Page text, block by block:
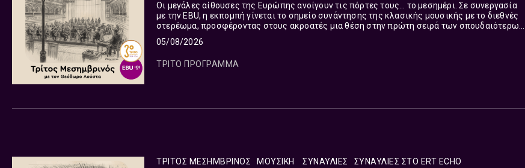
Οι μεγάλες αίθουσες της Ευρώπης ανοίγουν τις πόρτες τους… το μεσημέρι. Σε συνεργασία
με την EBU, η εκπομπή γίνεται το σημείο συνάντησης της κλασικής μουσικής με το διεθνές
στερέωμα, προσφέροντας στους ακροατές μια θέση στην πρώτη σειρά των σπουδαιότερων
μεταδίδεται Δευτέρα με Παρασκευή στη μία το μεσημέρι, με δίωρη διάρκεια κάθε Δευτέρα
05/08/2026
ΤΡΙΤΟ ΠΡΟΓΡΑΜΜΑ
ΤΡΙΤΟΣ ΜΕΣΗΜΒΡΙΝΟΣ ΜΟΥΣΙΚΉ ΣΥΝΑΥΛΊΕΣ ΣΥΝΑΥΛΊΕΣ ΣΤΟ ERT ΕCHO